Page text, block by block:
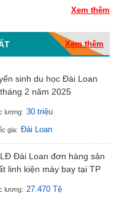
Xem thêm
Xem thêm
sinh du học Đài Loan
2 năm 2025
lương: 30 triệu
gia: Đài Loan
Đài Loan đơn hàng sản
linh kiện máy bay tại TP
lương: 27.470 Tệ